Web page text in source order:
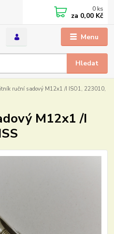
Menu
Hledat
0 ks
za 0,00 Kč
ruční sadový M12x1 /I ISO1, 223010,
M12x1 /I